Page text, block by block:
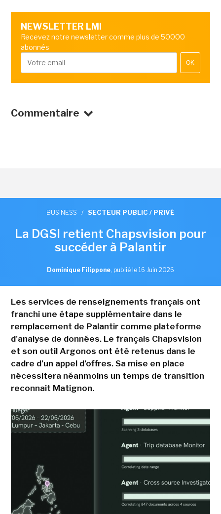
NEWSLETTER LMI
Recevez notre newsletter comme plus de 50000
abonnés
OK
Commentaire
BUSINESS / SECTEUR PUBLIC / PRIVÉ
La DGSI retient Chapsvision pour
succéder à Palantir
Dominique Filippone, publié le 16 Juin 2026
Les services de renseignements français ont
franchi une étape supplémentaire dans le
remplacement de Palantir comme plateforme
d'analyse de données. Le français Chapsvision
et son outil Argonos ont été retenus dans le
cadre d'un appel d'offres. Sa mise en place
nécessitera néanmoins un temps de transition
reconnait Matignon.